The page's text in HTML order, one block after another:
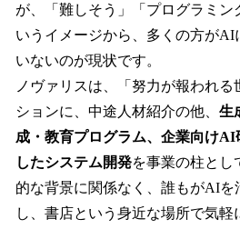
が、「難しそう」「プログラミン
いうイメージから、多くの方がAI
いないのが現状です。
ノヴァリスは、「努力が報われる
ションに、中途人材紹介の他、 生
成・教育プログラム、企業向け
したシステム開発を事業の柱とし
的な背景に関係なく、誰もがAI
し、書店という身近な場所で気